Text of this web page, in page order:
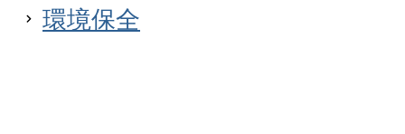
環境保全